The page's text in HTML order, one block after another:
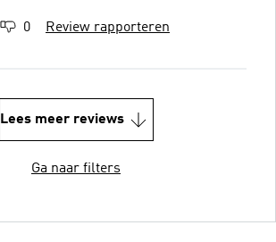
0 Review rapporteren
Lees meer reviews
Ga naar filters